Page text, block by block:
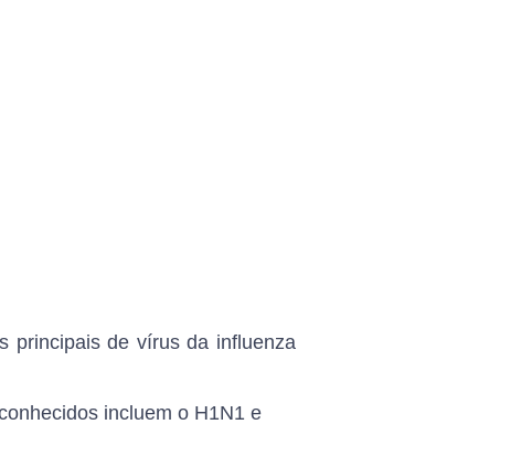
principais de vírus da influenza
incluem o H1N1 e